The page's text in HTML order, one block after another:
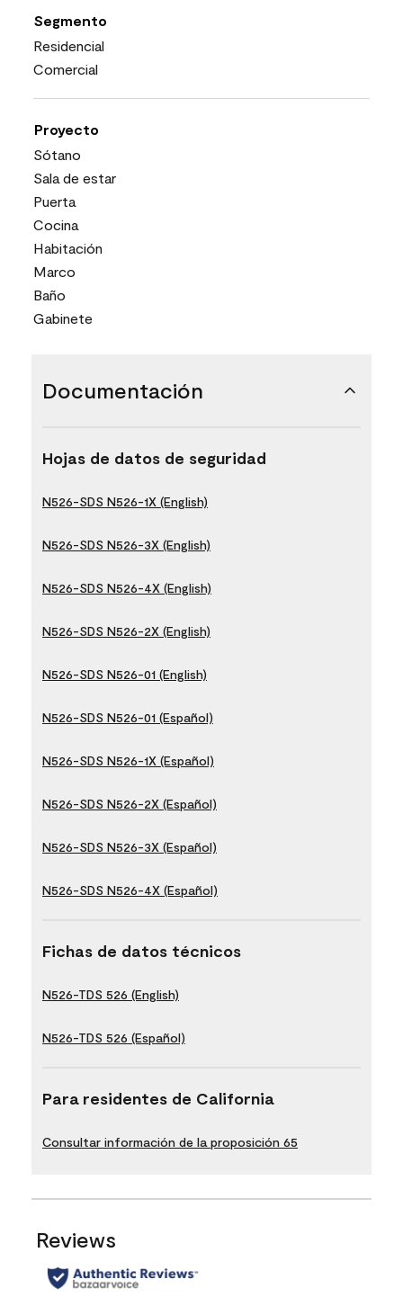
Segmento
Residencial
Comercial
Proyecto
Sótano
Sala de estar
Puerta
Cocina
Habitación
Marco
Baño
Gabinete
Documentación
Hojas de datos de seguridad
N526-SDS N526-1X (English)
N526-SDS N526-3X (English)
N526-SDS N526-4X (English)
N526-SDS N526-2X (English)
N526-SDS N526-01 (English)
N526-SDS N526-01 (Español)
N526-SDS N526-1X (Español)
N526-SDS N526-2X (Español)
N526-SDS N526-3X (Español)
N526-SDS N526-4X (Español)
Fichas de datos técnicos
N526-TDS 526 (English)
N526-TDS 526 (Español)
Para residentes de California
Consultar información de la proposición 65
Reviews